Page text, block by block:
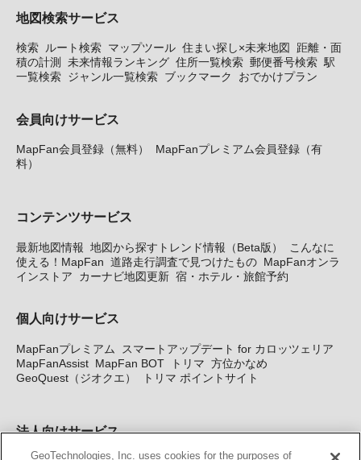
地図検索サービス
検索 ルート検索 マップツール 住まい探し×未来地図
距離・面
積の計測
未来情報ランキング 住所一覧検索 郵便番号検索 駅
一覧検索 ジャンル一覧検索 ブックマーク おでかけプラン
会員向けサービス
MapFan会員登録（無料）
MapFanプレミアム会員登録（有
料）
コンテンツサービス
最新地図情報 地図から探すトレンド情報（Beta版）
こんなに
使える！MapFan 道路走行調査で見つけたもの MapFanオンラ
インストア
カーナビ地図更新 宿・ホテル・旅館予約
個人向けサービス
MapFanプレミアム
スマートアップデート for カロッツェリア
MapFanAssist MapFan BOT トリマ 方位かなめ
GeoQuest（ジオクエ）
トリマ ポイントサイト
法人向けサービス
GeoTechnologies, Inc. uses cookies for the purposes of